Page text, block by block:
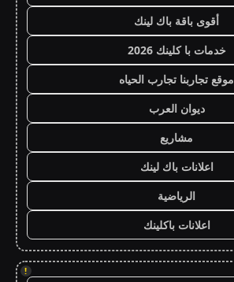
أقوى باقة باك لينك
خدمات با كلينك 2026
موقع تجاربنا تجارب الحياه
ديوان العرب
مشاريع
اعلانات باك لينك
الرياضية
اعلانات باكلينك
!